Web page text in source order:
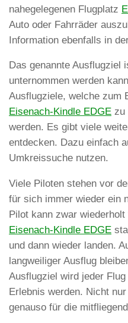
nahegelegenen Flugplatz
Auto oder Fahrräder
Information ebenfalls in
Das genannte Ausflugziel
unternommen werden
Ausflugziele, welche zum
Eisenach-Kindle EDGE zu
werden. Es gibt viele
entdecken. Dazu einfach
Umkreissuche nutzen.
Viele Piloten stehen vor
für sich immer wieder ein
Pilot kann zwar
Eisenach-Kindle EDGE
und dann wieder landen.
langweiliger Ausflug
Ausflugziel wird jeder
Erlebnis werden. Nicht
genauso für die